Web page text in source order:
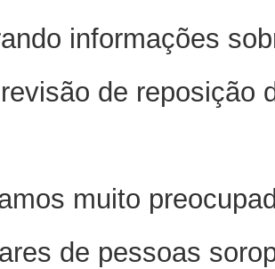
informações
de reposição
muito
de pessoas